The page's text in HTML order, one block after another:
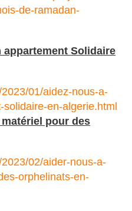
de-ramadan-
appartement Solidaire
01/aidez-nous-a-
en-algerie.html
pour des
02/aider-nous-a-
orphelinats-en-